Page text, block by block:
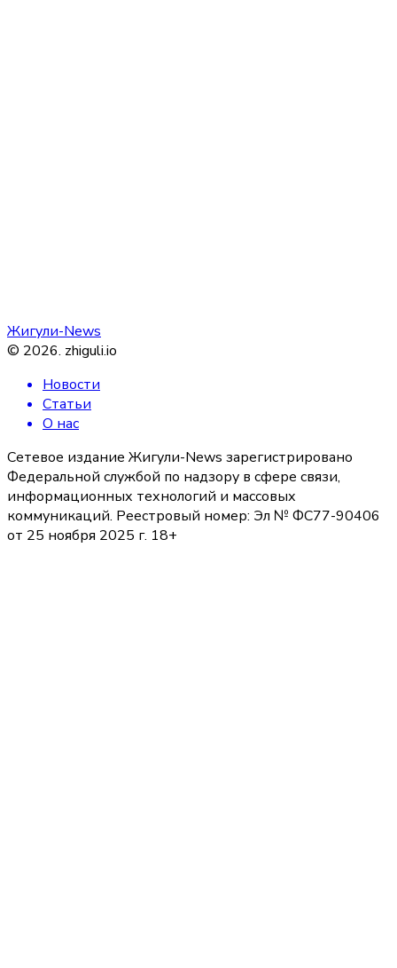
Жигули-News
© 2026. zhiguli.io
Новости
Статьи
О нас
Сетевое издание Жигули-News зарегистрировано
Федеральной службой по надзору в сфере связи,
информационных технологий и массовых
коммуникаций. Реестровый номер: Эл № ФС77-90406
от 25 ноября 2025 г. 18+